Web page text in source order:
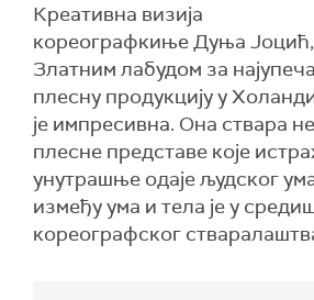
Креативна визија
кореографкиње Дуња
Златним лабудом за
плесну продукцију у
је импресивна. Она ствара
плесне представе које
унутрашње одаје људског
између ума и тела је у
кореографског